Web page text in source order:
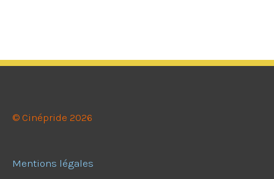
© Cinépride 2026
Mentions légales